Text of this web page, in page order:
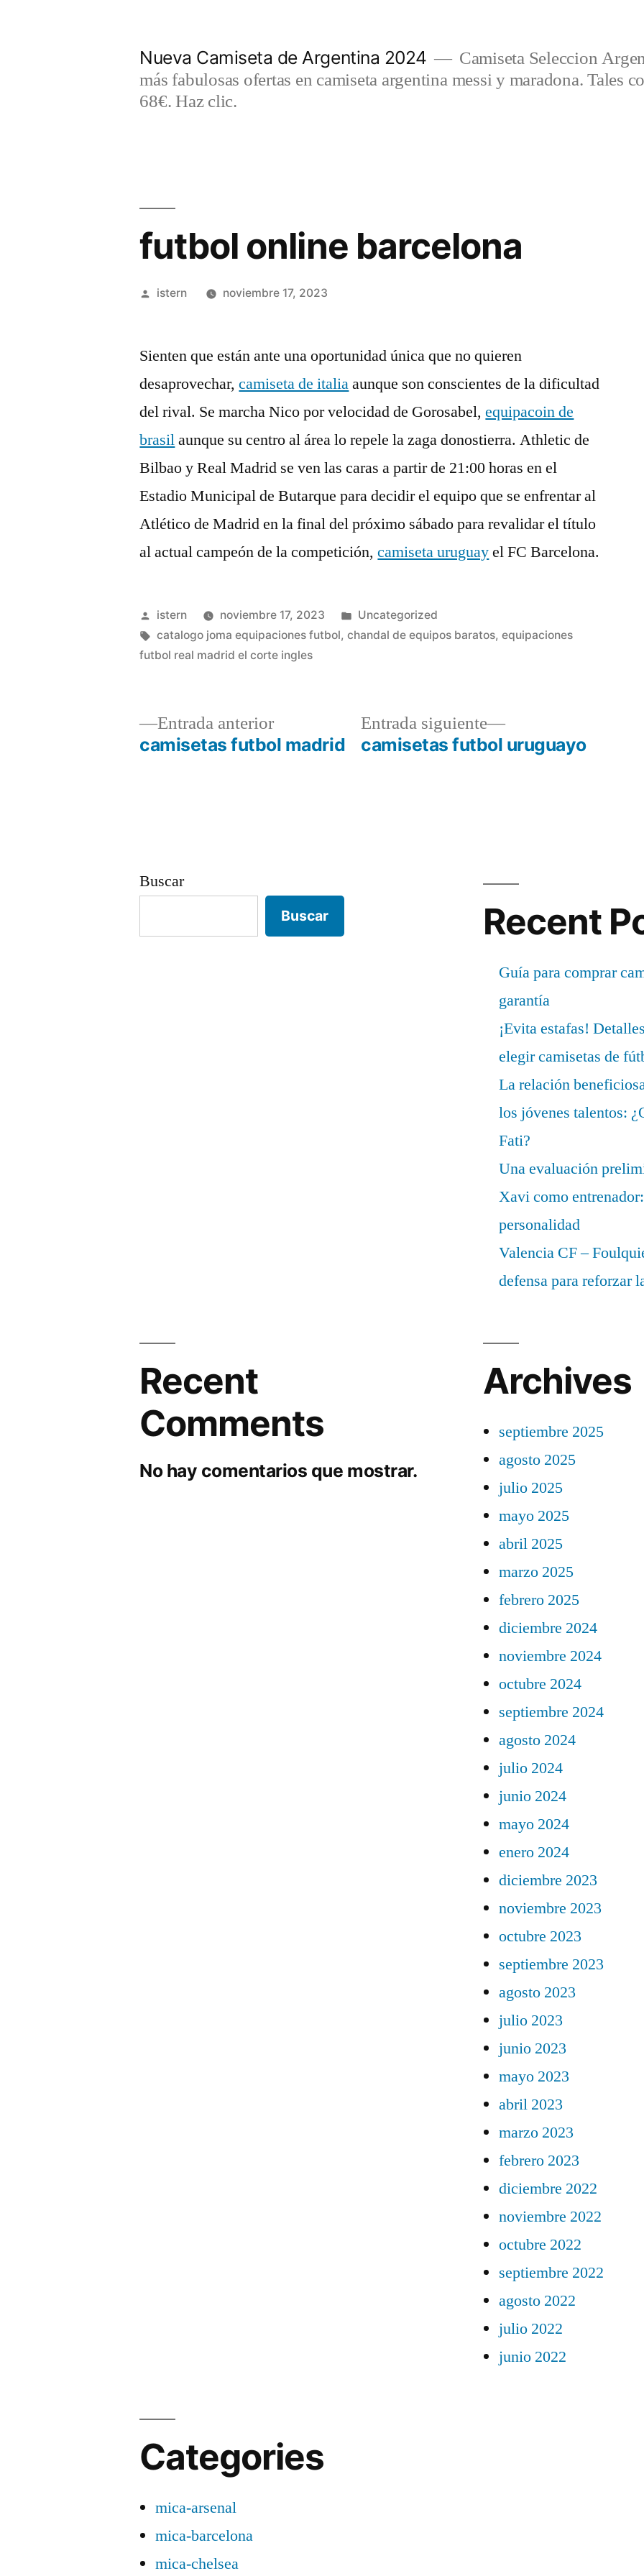
Nueva Camiseta de Argentina 2024
Camiseta Seleccion
más fabulosas ofertas en camiseta argentina messi y maradona. Tales
68€. Haz clic.
futbol online barcelona
Publicado
istern noviembre 17, 2023
Sienten que están ante una oportunidad única que no quieren
desaprovechar,camiseta de italiaaunque son conscientes de la dificultad
del rival. Se marcha Nico por velocidad de Gorosabel,equipacoin de
brasilaunque su centro al área lo repele la zaga donostierra. Athletic de
Bilbao y Real Madrid se ven las caras a partir de 21:00 horas en el
Estadio Municipal de Butarque para decidir el equipo que se enfrentar al
Atlético de Madrid en la final del próximo sábado para revalidar el título
al actual campeón de la competición,camiseta uruguayel FC Barcelona.
Publicado
por
istern noviembre 17, 2023
Publicado
en
Uncategorized
Etiquetas:
catalogo joma equipaciones futbol,chandal de equipos baratos,equipaciones
futbol real madrid el corte ingles
Navegación
Entrada anteriorEntrada
anterior:
camisetas futbol madrid
Entrada siguiente
Entrada
siguiente:
camisetas futbol uruguayo
Buscar
Buscar Recent
Guía para comprar
garantía
¡Evita estafas!
elegir camisetas de
La relación
los jóvenes talentos:
Fati?
Una evaluación
Xavi como
personalidad
Valencia CF –
defensa para reforzar
Recent
Comments
No hay comentarios que mostrar.
Archives
septiembre 2025
agosto 2025
julio 2025
mayo 2025
abril 2025
marzo 2025
febrero 2025
diciembre 2024
noviembre 2024
octubre 2024
septiembre 2024
agosto 2024
julio 2024
junio 2024
mayo 2024
enero 2024
diciembre 2023
noviembre 2023
octubre 2023
septiembre 2023
agosto 2023
julio 2023
junio 2023
mayo 2023
abril 2023
marzo 2023
febrero 2023
diciembre 2022
noviembre 2022
octubre 2022
septiembre 2022
agosto 2022
julio 2022
junio 2022
Categories
mica-arsenal
mica-barcelona
mica-chelsea